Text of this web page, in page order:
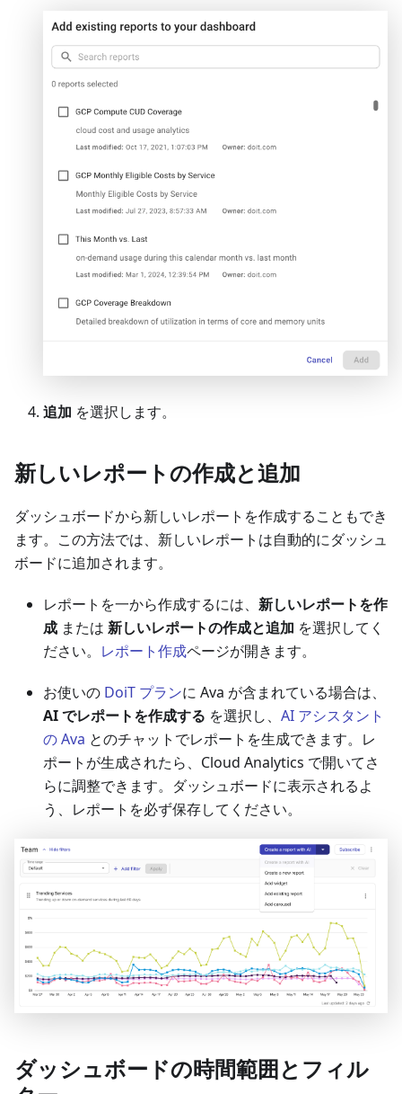
追加 を選択します。
新しいレポートの作成と追加
ダッシュボードから新しいレポートを作成することもでき
ます。この方法では、新しいレポートは自動的にダッシュ
ボードに追加されます。
レポートを一から作成するには、 新しいレポートを作
成 または 新しいレポートの作成と追加 を選択してく
ださい。 レポート作成ページが開きます。
お使いの DoiT プランに Ava が含まれている場合は、
AI でレポートを作成する を選択し、 AI アシスタント
の Ava とのチャットでレポートを生成できます。レ
ポートが生成されたら、Cloud Analytics で開いてさ
らに調整できます。ダッシュボードに表示されるよ
う、レポートを必ず保存してください。
ダッシュボードの時間範囲とフィル